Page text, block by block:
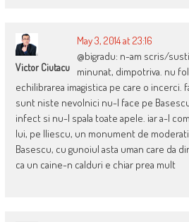
Victor Ciutacu
May 3, 2014 at 23:16
@bigradu: n-am scris/
minunat, dimpotriva. nu
echilibrarea imagistica pe care o incerci.
sunt niste nevolnici nu-l face pe
infect si nu-l spala toate apele. iar a-l
lui, pe Iliescu, un monument de
Basescu, cu gunoiul asta uman care da
ca un caine-n calduri e chiar prea mult